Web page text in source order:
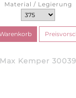
Material / Legierung
Max Kemper 30039